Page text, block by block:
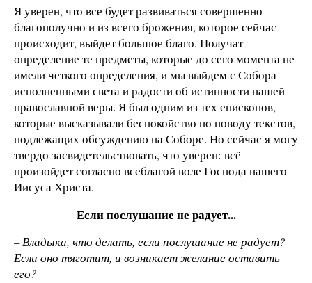
Я уверен, что все будет развиваться совершенно
благополучно и из всего брожения, которое сейчас
происходит, выйдет большое благо. Получат
определение те предметы, которые до сего момента не
имели четкого определения, и мы выйдем с Собора
исполненными света и радости об истинности нашей
православной веры. Я был одним из тех епископов,
которые высказывали беспокойство по поводу текстов,
подлежащих обсуждению на Соборе. Но сейчас я могу
твердо засвидетельствовать, что уверен: всё
произойдет согласно всеблагой воле Господа нашего
Иисуса Христа.
Если послушание не радует...
– Владыка, что делать, если послушание не радует?
Если оно тяготит, и возникает желание оставить
его?